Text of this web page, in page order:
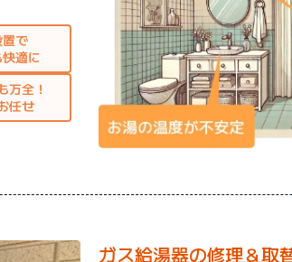
で
適に
万全！
任せ
ガス給湯器の修理＆取